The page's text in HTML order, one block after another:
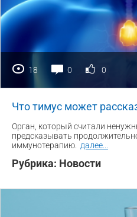
18 0 0
Что тимус может
Орган, который считали
предсказывать
иммунотерапию.
далее
Рубрика: Новости